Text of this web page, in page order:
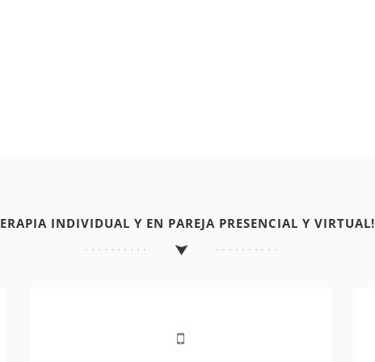
INDIVIDUAL Y EN PAREJA PRESENCIAL Y VIRTUAL!